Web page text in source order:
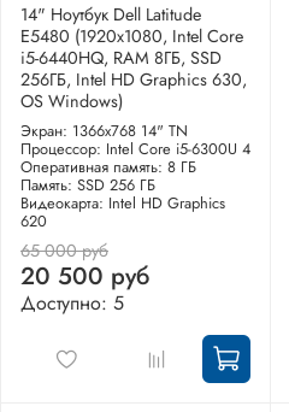
14" Ноутбук Dell Latitude
E5480 (1920х1080, Intel Core
i5-6440HQ, RAM 8ГБ, SSD
256ГБ, Intel HD Graphics 630,
OS Windows)
Экран: 1366x768 14" TN
Процессор: Intel Core i5-6300U 4
Оперативная память: 8 ГБ
Память: SSD 256 ГБ
Видеокарта: Intel HD Graphics
620
65 000 руб
20 500 руб
Доступно: 5